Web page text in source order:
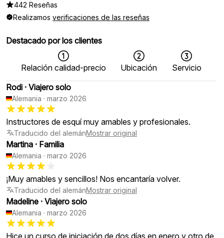
442 Reseñas
Realizamos verificaciones de las reseñas
Destacado por los clientes
Relación calidad-precio Ubicación
Servicio
Rodi · Viajero solo
Alemania · marzo 2026
Instructores de esquí muy amables y profesionales.
Traducido del alemánMostrar original
Martina · Familia
Alemania · marzo 2026
¡Muy amables y sencillos! Nos encantaría volver.
Traducido del alemánMostrar original
Madeline · Viajero solo
Alemania · marzo 2026
Hice un curso de iniciación de dos días en enero y otro de